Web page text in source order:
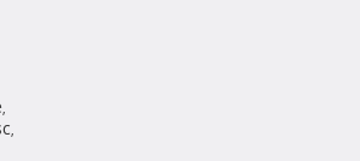
,
,